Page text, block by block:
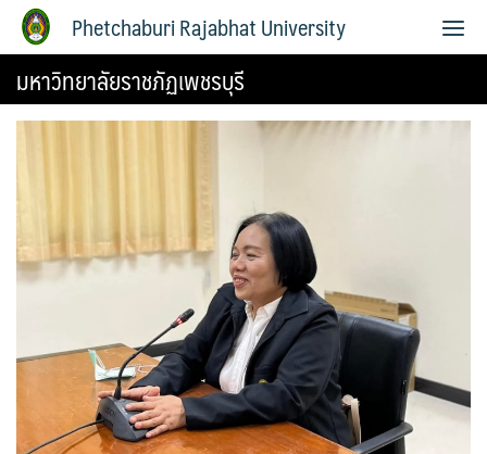
Phetchaburi Rajabhat University
มหาวิทยาลัยราชภัฏเพชรบุรี